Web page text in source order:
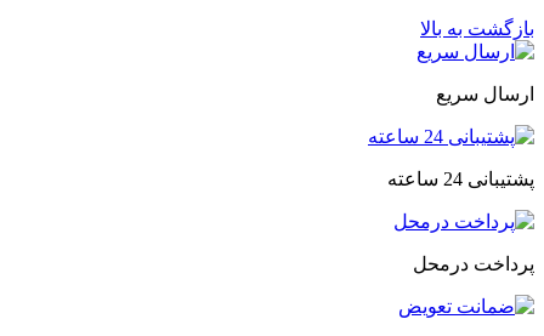
بازگشت به بالا
ارسال سریع
پشتیبانی 24 ساعته
پرداخت درمحل